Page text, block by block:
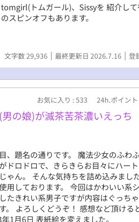
トムガール)、Sissyを 紹介して
スピンオフもあります。
文字数 29,936 最終更新日 2026.7.16 登
お気に入り : 533 24h.ポイント
の娘)が滅茶苦茶濃いえっち
、題名の通りです。 魔法少女のふわ
ドロドロで、きらきらお目々にハー
ゃん。 そんな気持ちを詰め込みまし
用しております。 今回はかわいい系
たきれい系男子ですが内容はぐっち
。 よろしくどうぞ！ 感想など頂ける
1月6日 表紙絵を変えました。